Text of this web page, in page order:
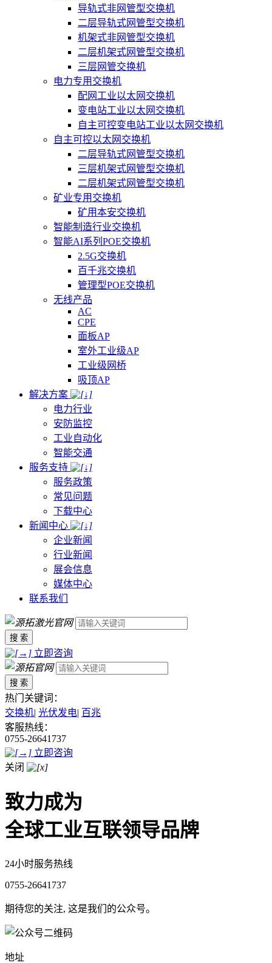
导轨式非网管型交换机
二层导轨式网管型交换机
机架式非网管型交换机
二层机架式网管型交换机
三层网管交换机
电力专用交换机
配网工业以太网交换机
变电站工业以太网交换机
自主可控变电站工业以太网交换机
自主可控以太网交换机
二层导轨式网管型交换机
三层机架式网管型交换机
二层机架式网管型交换机
矿业专用交换机
矿用本安交换机
智能制造行业交换机
智能AI系列POE交换机
2.5G交换机
百千兆交换机
管理型POE交换机
无线产品
AC
CPE
面板AP
室外工业级AP
工业级网桥
吸顶AP
解决方案
电力行业
安防监控
工业自动化
智能交通
服务支持
服务政策
常见问题
下载中心
新闻中心
企业新闻
行业新闻
展会信息
媒体中心
联系我们
搜 索
立即咨询
搜 索
热门关键词：
交换机| 光伏发电| 百兆
客服热线：
0755-26641737
立即咨询
关闭
致力成为
全球工业互联领导品牌
24小时服务热线
0755-26641737
期待您的关注, 这是我们的公众号。
地址